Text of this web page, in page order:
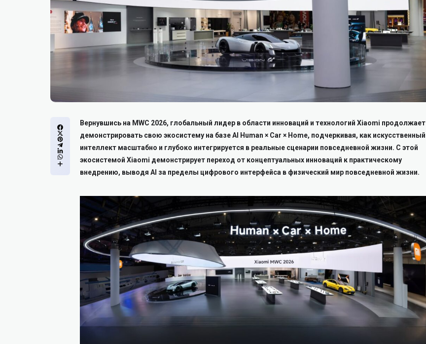
Вернувшись на MWC 2026, глобальный лидер в области инноваций и технологий Xiaomi продолжает
демонстрировать свою экосистему на базе AI Human × Car × Home, подчеркивая, как искусственный
интеллект масштабно и глубоко интегрируется в реальные сценарии повседневной жизни. С этой
экосистемой Xiaomi демонстрирует переход от концептуальных инноваций к практическому
внедрению, выводя AI за пределы цифрового интерфейса в физический мир повседневной жизни.